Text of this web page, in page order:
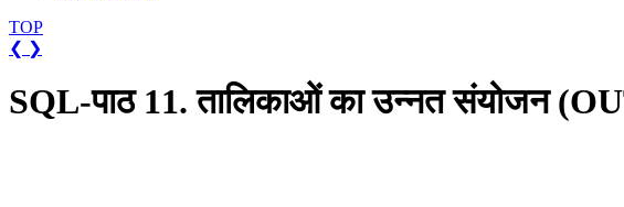
TOP
❮ ❯
SQL-पाठ 11. तालिकाओं का उन्नत संयोजन